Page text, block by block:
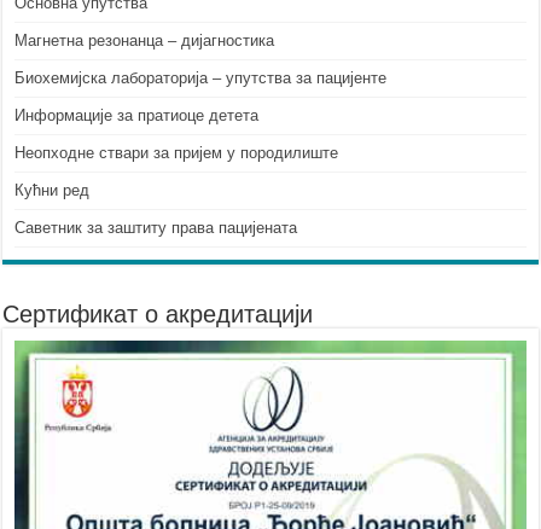
Mагнетна резонанца – дијагностика
Биохемијска лабораторија – упутства за пацијенте
Информације за пратиоце детета
Неопходне ствари за пријем у породилиште
Кућни ред
Саветник за заштиту права пацијената
Сертификат о акредитацији